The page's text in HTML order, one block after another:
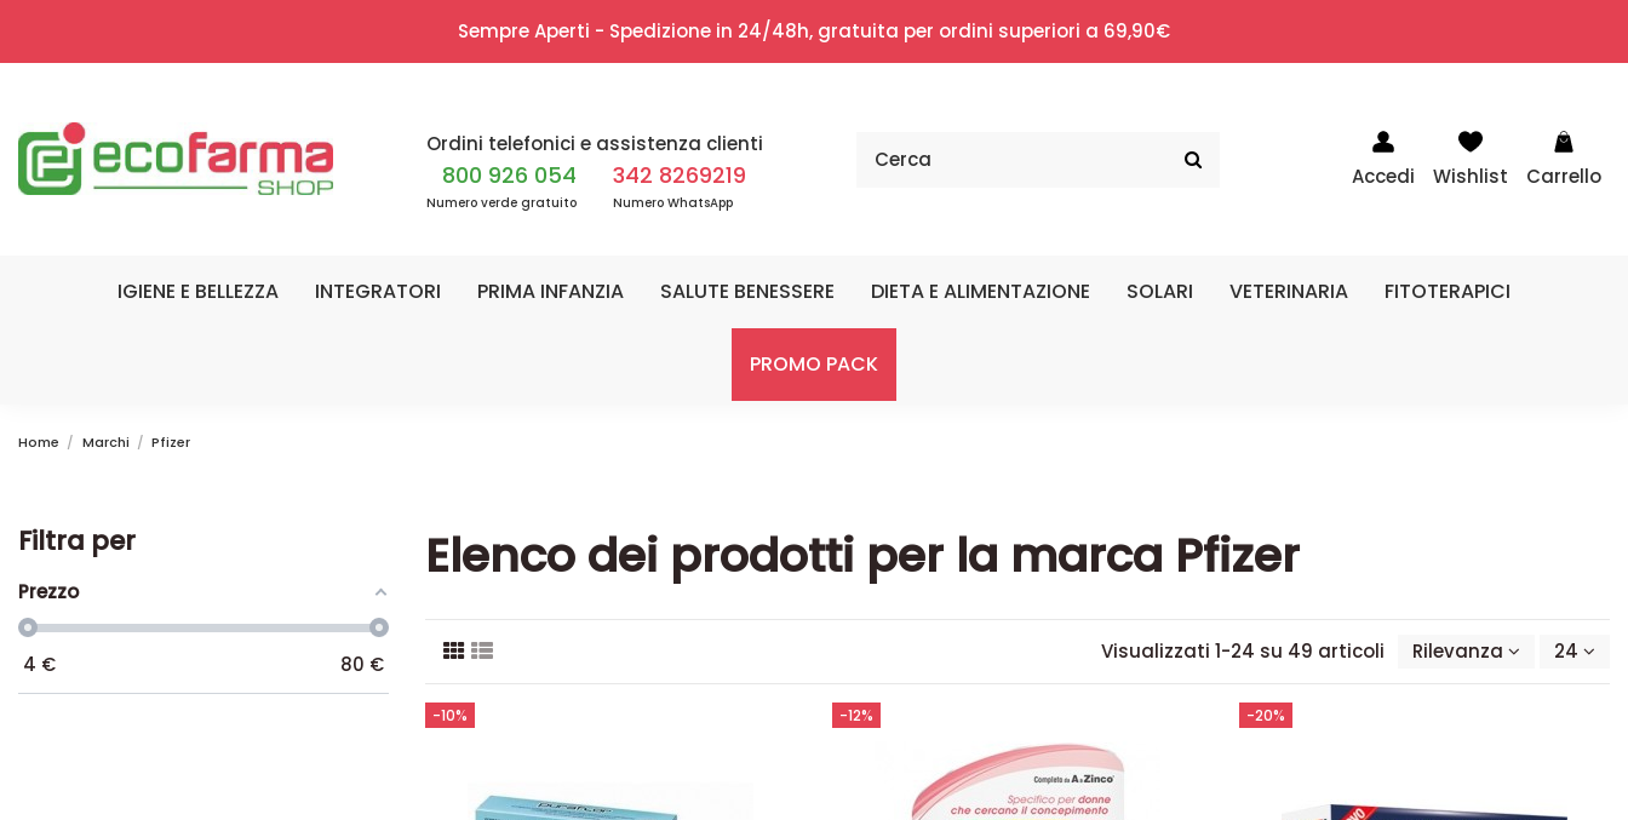
Sempre Aperti - Spedizione in 24/48h, gratuita per ordini superiori a 69,90€
Ordini telefonici e assistenza clienti
800 926 054
Numero verde gratuito
342 8269219
Numero WhatsApp
Accedi Wishlist Carrello
IGIENE E BELLEZZA INTEGRATORI PRIMA INFANZIA SALUTE BENESSERE DIETA E ALIMENTAZIONE SOLARI VETERINARIA FITOTERAPICI
PROMO PACK
Home Marchi Pfizer
Elenco dei prodotti per la marca Pfizer
Visualizzati 1-24 su 49 articoli Rilevanza 24
-10% -12% -20%
Filtra per
Prezzo
4 € 80 €